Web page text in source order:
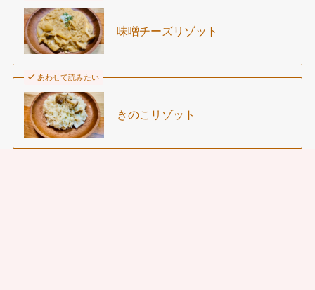
味噌チーズリゾット
あわせて読みたい
きのこリゾット